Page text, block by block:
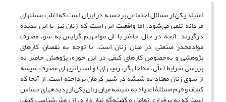
اعتیاد یکی از مسائل اجتماعی برجسته در ایران است که اغلب مسئله‏ای
مردانه تلقی می‌شود. اما واقعیت این است که زنان نیز با این پدیده
درگیرند. آنچه در حال حاضر با آن مواجهیم گرایش به سوء مصرف
موادمخدر صنعتی در میان زنان است. با توجه به نقصان کارهای
پژوهشی و به‌خصوص کارهای کیفی در این حوزه، پژوهش حاضر به
بررسی شرایط (علّی، مداخله‏گر، زمینه‏ای) و استراتژی‏های مصرف شیشه
از سوی زنان معتاد به شیشه در شهر کرمان پرداخته است. از آنجا که
کشف و فهم مسئلۀ اعتیاد به شیشه میان زنان یکی از پدیده‏های حساس